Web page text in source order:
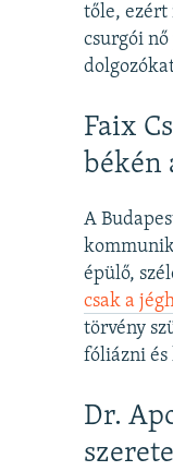
tőle, ezért
csurgói
Faix
békén
A
épülő,
csak a
törvény
fóliázni
Dr.